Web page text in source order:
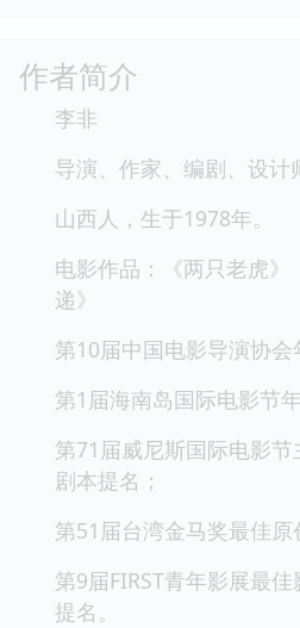
作者简介
李非
导演、作家、编剧、设计
山西人，生于1978年。
电影作品：《两只老虎》
递》
第10届中国电影导演协会
第1届海南岛国际电影节
第71届威尼斯国际电影
剧本提名；
第51届台湾金马奖最佳原
第9届FIRST青年影展最
提名。